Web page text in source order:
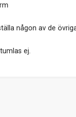
någon av de
ej.